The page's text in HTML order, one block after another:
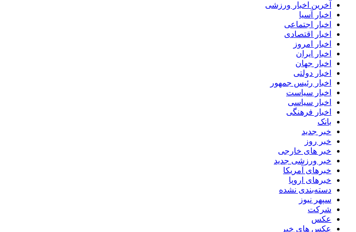
آخرین اخبار ورزشی
اخبار آسیا
اخبار اجتماعی
اخبار اقتصادی
اخبار امروز
اخبار ایران
اخبار جهان
اخبار دولتی
اخبار رئیس جمهور
اخبار سیاست
اخبار سیاسی
اخبار فرهنگی
بانک
خبر جدید
خبر روز
خبر های خارجی
خبر ورزشی جدید
خبرهای آمریکا
خبرهای اروپا
دسته‌بندی نشده
سپهر نیوز
شرکت
عکس
عکس های خبر